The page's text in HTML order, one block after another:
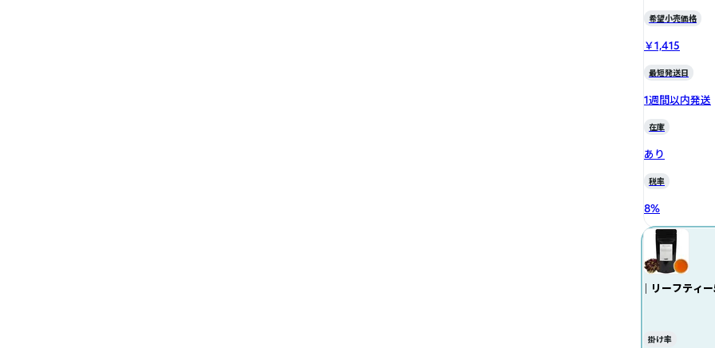
希望小売価格
￥1,415
最短発送日
1週間以内発送
在庫
あり
税率
8%
｜ リーフティ
掛け率